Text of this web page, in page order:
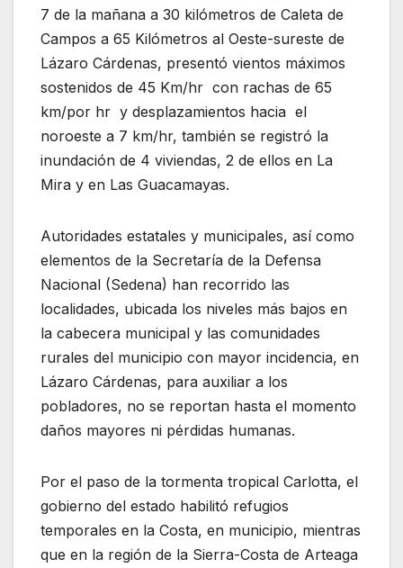
7 de la mañana a 30 kilómetros de Caleta de
Campos a 65 Kilómetros al Oeste-sureste de
Lázaro Cárdenas, presentó vientos máximos
sostenidos de 45 Km/hr con rachas de 65
km/por hr y desplazamientos hacia el
noroeste a 7 km/hr, también se registró la
inundación de 4 viviendas, 2 de ellos en La
Mira y en Las Guacamayas.
Autoridades estatales y municipales, así como
elementos de la Secretaría de la Defensa
Nacional (Sedena) han recorrido las
localidades, ubicada los niveles más bajos en
la cabecera municipal y las comunidades
rurales del municipio con mayor incidencia, en
Lázaro Cárdenas, para auxiliar a los
pobladores, no se reportan hasta el momento
daños mayores ni pérdidas humanas.
Por el paso de la tormenta tropical Carlotta, el
gobierno del estado habilitó refugios
temporales en la Costa, en municipio, mientras
que en la región de la Sierra-Costa de Arteaga